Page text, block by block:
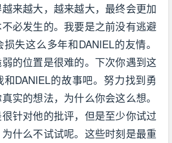
来越大，越来越大，最终会更加
必发生的。我要是之前没有逃避
失这么多年和DANIEL的友情。
的位置是很难的。下次你遇到这
DANIEL的故事吧。努力找到勇
实的想法，为什么你会这么想。
针对他的批评，但是至少你试过
什么不试试呢。这些时刻是最重